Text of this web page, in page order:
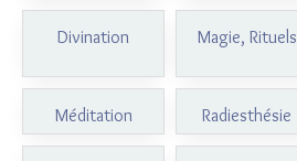
Divination Magie, Rituels
Méditation Radiesthésie